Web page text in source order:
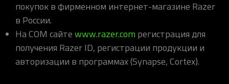
покупок в фирменном интернет-магазине Razer
в России.
На COM сайте www.razer.com регистрация для
получения Razer ID, регистрации продукции и
авторизации в программах (Synapse, Cortex).